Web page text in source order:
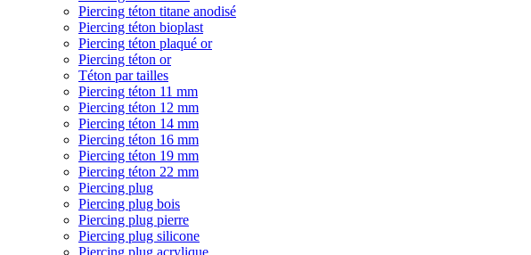
Piercing téton titane anodisé
Piercing téton bioplast
Piercing téton plaqué or
Piercing téton or
Téton par tailles
Piercing téton 11 mm
Piercing téton 12 mm
Piercing téton 14 mm
Piercing téton 16 mm
Piercing téton 19 mm
Piercing téton 22 mm
Piercing plug
Piercing plug bois
Piercing plug pierre
Piercing plug silicone
Piercing plug acrylique